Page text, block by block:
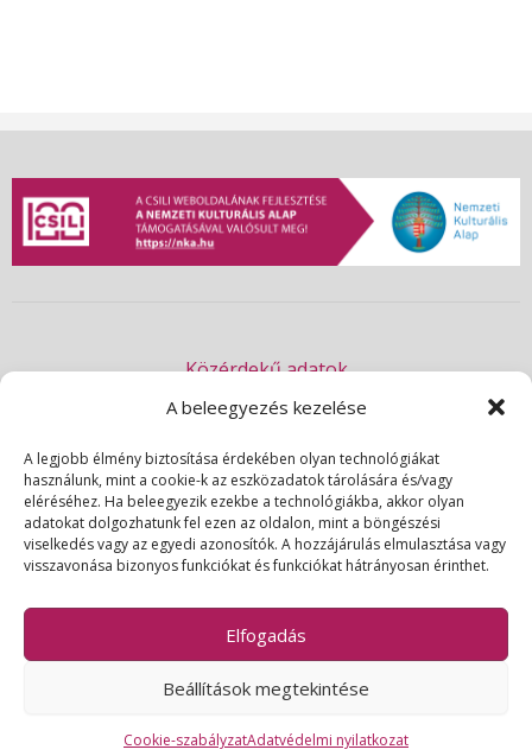
A beleegyezés kezelése
A legjobb élmény biztosítása érdekében olyan technológiákat
használunk, mint a cookie-k az eszközadatok tárolására és/vagy
eléréséhez. Ha beleegyezik ezekbe a technológiákba, akkor olyan
adatokat dolgozhatunk fel ezen az oldalon, mint a böngészési
viselkedés vagy az egyedi azonosítók. A hozzájárulás elmulasztása vagy
visszavonása bizonyos funkciókat és funkciókat hátrányosan érinthet.
Elfogadás
Beállítások megtekintése
Cookie-szabályzatAdatvédelmi nyilatkozat
Közérdekű adatok
Akadálymentességi nyilatkozat
Impresszum
Kapcsolat
© 2026 | Csili Művelődési Központ | Minden jog fenntartva